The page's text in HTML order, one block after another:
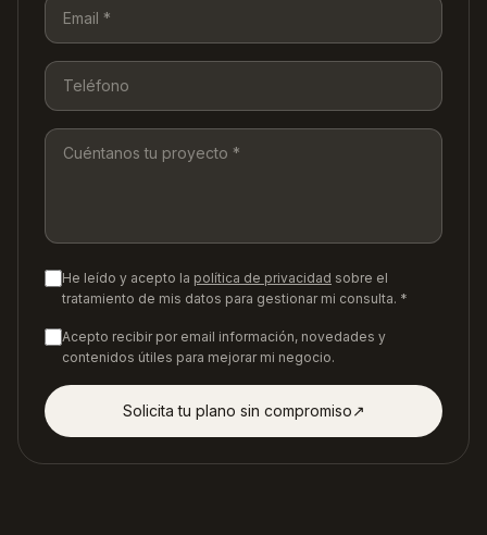
He leído y acepto la política de privacidad sobre el
tratamiento de mis datos para gestionar mi consulta. *
Acepto recibir por email información, novedades y
contenidos útiles para mejorar mi negocio.
Solicita tu plano sin compromiso↗︎